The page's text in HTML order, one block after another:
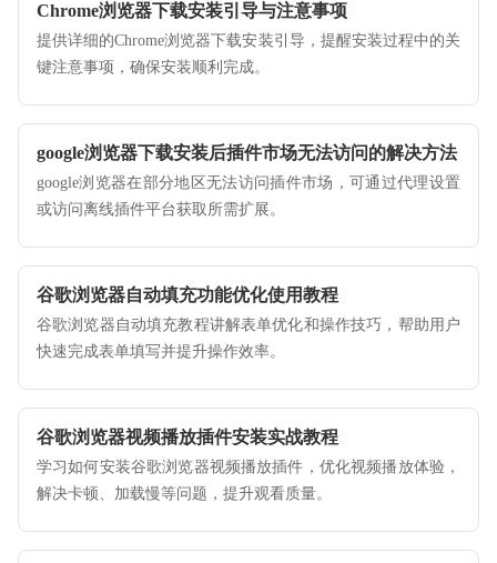
Chrome浏览器下载安装引导与注意事项
提供详细的Chrome浏览器下载安装引导，提醒安装过程中的关
键注意事项，确保安装顺利完成。
google浏览器下载安装后插件市场无法访问的解决方法
google浏览器在部分地区无法访问插件市场，可通过代理设置
或访问离线插件平台获取所需扩展。
谷歌浏览器自动填充功能优化使用教程
谷歌浏览器自动填充教程讲解表单优化和操作技巧，帮助用户
快速完成表单填写并提升操作效率。
谷歌浏览器视频播放插件安装实战教程
学习如何安装谷歌浏览器视频播放插件，优化视频播放体验，
解决卡顿、加载慢等问题，提升观看质量。